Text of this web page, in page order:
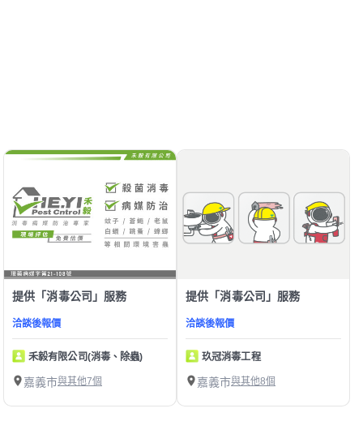
提供「消毒公司」服務
洽談後報價
禾毅有限公司(消毒、除蟲)
嘉義市與其他7個
提供「消毒公司」服務
洽談後報價
玖冠消毒工程
嘉義市與其他8個